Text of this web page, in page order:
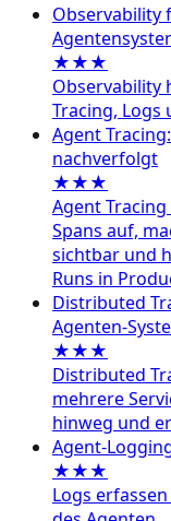
Observability
★★★
Observability
Tracing,
Agent
nachverfolgt
★★★
Agent
Spans auf,
sichtbar und
Runs in
Distributed
Agenten-
★★★
Distributed
mehrere
hinweg und
Agent-
★★★
Logs